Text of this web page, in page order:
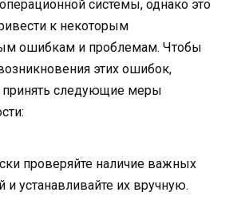
системы, однако это
к некоторым
ошибкам и проблемам. Чтобы
этих ошибок,
принять следующие меры
проверяйте наличие важных
и устанавливайте их вручную.